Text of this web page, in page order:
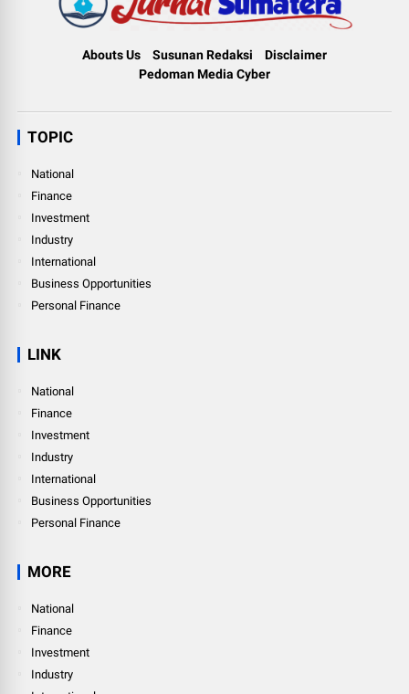
Abouts Us Susunan Redaksi
Disclaimer
Pedoman Media Cyber
TOPIC
National
Finance
Investment
Industry
International
Business Opportunities
Personal Finance
LINK
National
Finance
Investment
Industry
International
Business Opportunities
Personal Finance
MORE
National
Finance
Investment
Industry